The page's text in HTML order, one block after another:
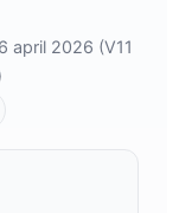
april 2026 (V11